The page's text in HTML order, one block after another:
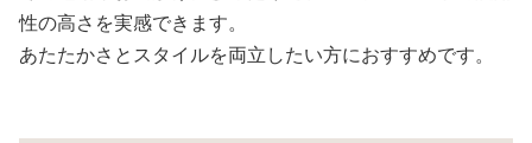
性の高さを実感できます。
あたたかさとスタイルを両立したい方におすすめです。